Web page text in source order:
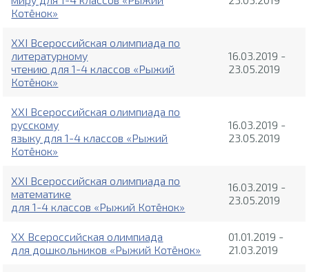
Котёнок»
XXI Всероссийская олимпиада по
литературному
чтению для 1-4 классов «Рыжий
Котёнок»
16.03.2019 -
23.05.2019
XXI Всероссийская олимпиада по
русскому
языку для 1-4 классов «Рыжий
Котёнок»
16.03.2019 -
23.05.2019
XXI Всероссийская олимпиада по
математике
для 1-4 классов «Рыжий Котёнок»
16.03.2019 -
23.05.2019
XX Всероссийская олимпиада
для дошкольников «Рыжий Котёнок»
01.01.2019 -
21.03.2019